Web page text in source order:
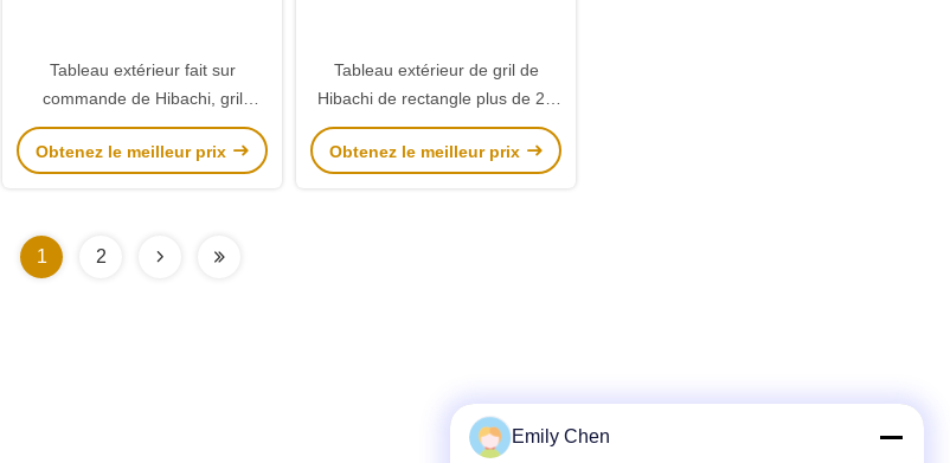
Tableau extérieur fait sur
commande de Hibachi, gril
d'acier inoxydable Teppanyaki
extérieur
Obtenez le meilleur prix
Tableau extérieur de gril de
Hibachi de rectangle plus de 21
certification de la CE ISO9001 de
sièges
Obtenez le meilleur prix
1 2
Emily Chen